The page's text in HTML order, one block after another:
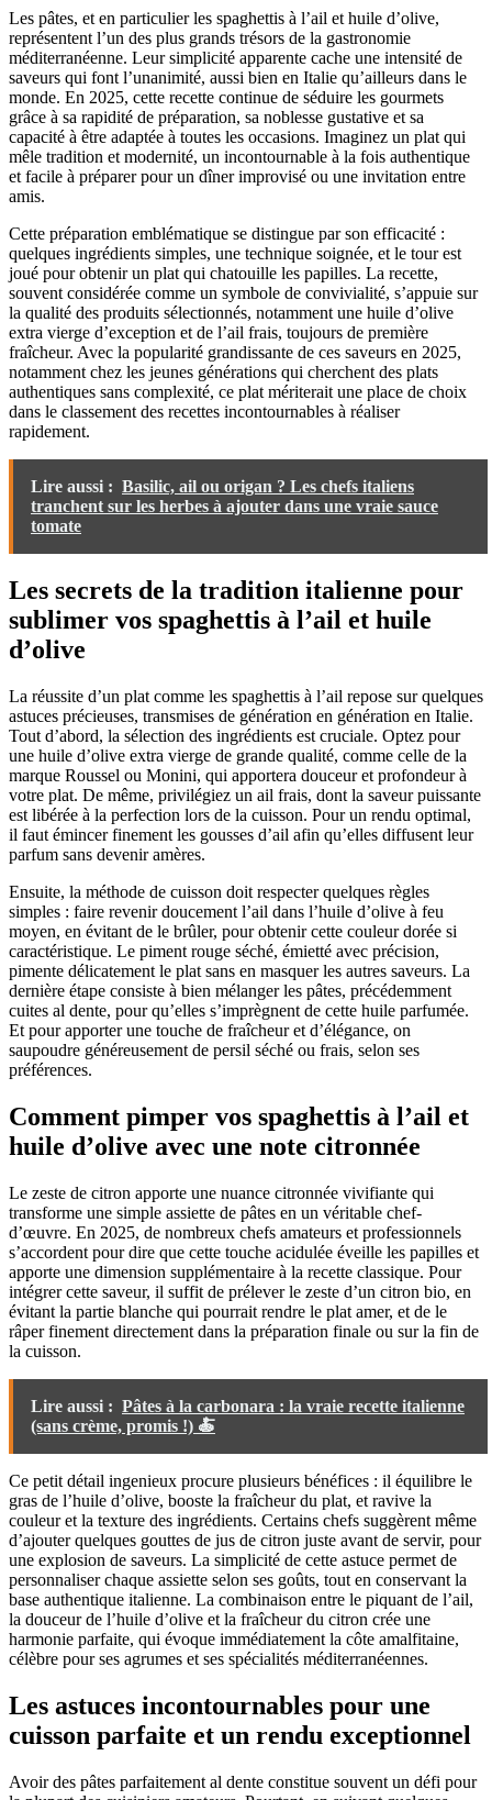
Les pâtes, et en particulier les spaghettis à l’ail et huile d’olive,
représentent l’un des plus grands trésors de la gastronomie
méditerranéenne. Leur simplicité apparente cache une intensité de
saveurs qui font l’unanimité, aussi bien en Italie qu’ailleurs dans le
monde. En 2025, cette recette continue de séduire les gourmets
grâce à sa rapidité de préparation, sa noblesse gustative et sa
capacité à être adaptée à toutes les occasions. Imaginez un plat qui
mêle tradition et modernité, un incontournable à la fois authentique
et facile à préparer pour un dîner improvisé ou une invitation entre
amis.
Cette préparation emblématique se distingue par son efficacité :
quelques ingrédients simples, une technique soignée, et le tour est
joué pour obtenir un plat qui chatouille les papilles. La recette,
souvent considérée comme un symbole de convivialité, s’appuie sur
la qualité des produits sélectionnés, notamment une huile d’olive
extra vierge d’exception et de l’ail frais, toujours de première
fraîcheur. Avec la popularité grandissante de ces saveurs en 2025,
notamment chez les jeunes générations qui cherchent des plats
authentiques sans complexité, ce plat mériterait une place de choix
dans le classement des recettes incontournables à réaliser
rapidement.
Lire aussi : Basilic, ail ou origan ? Les chefs italiens
tranchent sur les herbes à ajouter dans une vraie sauce
tomate
Les secrets de la tradition italienne pour
sublimer vos spaghettis à l’ail et huile
d’olive
La réussite d’un plat comme les spaghettis à l’ail repose sur quelques
astuces précieuses, transmises de génération en génération en Italie.
Tout d’abord, la sélection des ingrédients est cruciale. Optez pour
une huile d’olive extra vierge de grande qualité, comme celle de la
marque Roussel ou Monini, qui apportera douceur et profondeur à
votre plat. De même, privilégiez un ail frais, dont la saveur puissante
est libérée à la perfection lors de la cuisson. Pour un rendu optimal,
il faut émincer finement les gousses d’ail afin qu’elles diffusent leur
parfum sans devenir amères.
Ensuite, la méthode de cuisson doit respecter quelques règles
simples : faire revenir doucement l’ail dans l’huile d’olive à feu
moyen, en évitant de le brûler, pour obtenir cette couleur dorée si
caractéristique. Le piment rouge séché, émietté avec précision,
pimente délicatement le plat sans en masquer les autres saveurs. La
dernière étape consiste à bien mélanger les pâtes, précédemment
cuites al dente, pour qu’elles s’imprègnent de cette huile parfumée.
Et pour apporter une touche de fraîcheur et d’élégance, on
saupoudre généreusement de persil séché ou frais, selon ses
préférences.
Comment pimper vos spaghettis à l’ail et
huile d’olive avec une note citronnée
Le zeste de citron apporte une nuance citronnée vivifiante qui
transforme une simple assiette de pâtes en un véritable chef-
d’œuvre. En 2025, de nombreux chefs amateurs et professionnels
s’accordent pour dire que cette touche acidulée éveille les papilles et
apporte une dimension supplémentaire à la recette classique. Pour
intégrer cette saveur, il suffit de prélever le zeste d’un citron bio, en
évitant la partie blanche qui pourrait rendre le plat amer, et de le
râper finement directement dans la préparation finale ou sur la fin de
la cuisson.
Lire aussi : Pâtes à la carbonara : la vraie recette italienne
(sans crème, promis !) 🍝
Ce petit détail ingenieux procure plusieurs bénéfices : il équilibre le
gras de l’huile d’olive, booste la fraîcheur du plat, et ravive la
couleur et la texture des ingrédients. Certains chefs suggèrent même
d’ajouter quelques gouttes de jus de citron juste avant de servir, pour
une explosion de saveurs. La simplicité de cette astuce permet de
personnaliser chaque assiette selon ses goûts, tout en conservant la
base authentique italienne. La combinaison entre le piquant de l’ail,
la douceur de l’huile d’olive et la fraîcheur du citron crée une
harmonie parfaite, qui évoque immédiatement la côte amalfitaine,
célèbre pour ses agrumes et ses spécialités méditerranéennes.
Les astuces incontournables pour une
cuisson parfaite et un rendu exceptionnel
Avoir des pâtes parfaitement al dente constitue souvent un défi pour